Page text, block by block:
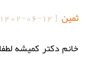
ثمین [
1402-06-14
خانم دکتر کمیشه